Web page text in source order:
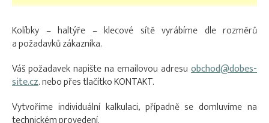
Kolíbky – haltýře – klecové sítě vyrábíme dle rozměrů
a požadavků zákazníka.
Váš požadavek napište na emailovou adresu obchod@dobes-
site.cz. nebo přes tlačítko KONTAKT.
Vytvoříme individuální kalkulaci, případně se domluvíme na